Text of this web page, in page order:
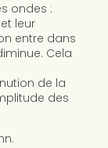
ondes :
leur
entre dans
Cela
de la
des